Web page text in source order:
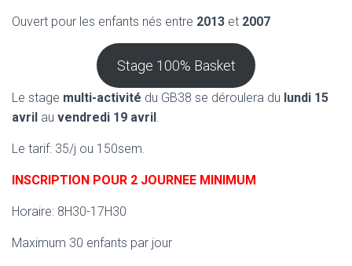
Ouvert pour les enfants nés entre 2013 et 2007
Stage 100% Basket
Le stage multi-activité du GB38 se déroulera du lundi 15
avril au vendredi 19 avril.
Le tarif: 35/j ou 150sem.
INSCRIPTION POUR 2 JOURNEE MINIMUM
Horaire: 8H30-17H30
Maximum 30 enfants par jour